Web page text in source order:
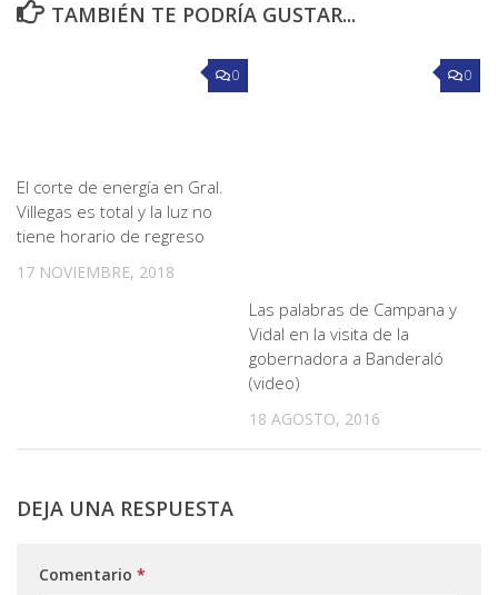
TAMBIÉN TE PODRÍA GUSTAR...
0
El corte de energía en Gral.
Villegas es total y la luz no
tiene horario de regreso
17 NOVIEMBRE, 2018
0
Las palabras de Campana y
Vidal en la visita de la
gobernadora a Banderaló
(video)
18 AGOSTO, 2016
DEJA UNA RESPUESTA
Comentario *